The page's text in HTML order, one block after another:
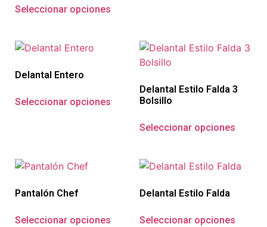
Seleccionar opciones
Delantal Entero
Seleccionar opciones
Delantal Estilo Falda 3
Bolsillo
Seleccionar opciones
Pantalón Chef
Seleccionar opciones
Delantal Estilo Falda
Seleccionar opciones